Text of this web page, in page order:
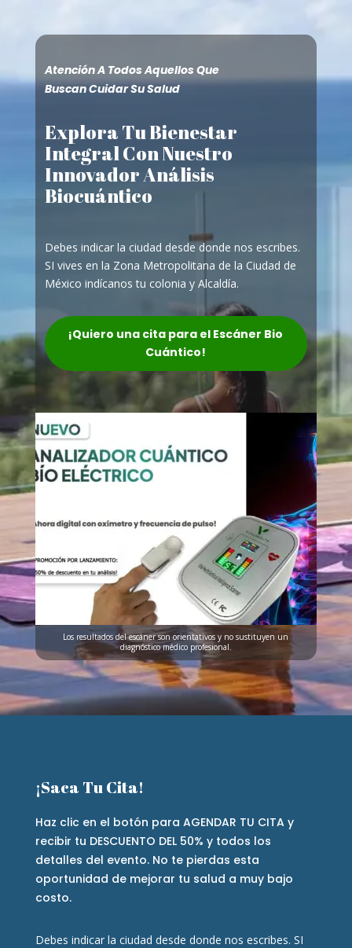
Atención A Todos Aquellos Que
Buscan Cuidar Su Salud
Explora Tu Bienestar
Integral Con Nuestro
Innovador Análisis
Biocuántico
Debes indicar la ciudad desde donde nos escribes.
SI vives en la Zona Metropolitana de la Ciudad de
México indícanos tu colonia y Alcaldía.
¡Quiero una cita para el Escáner Bio
Cuántico!
Los resultados del escáner son orientativos y no sustituyen un
diagnóstico médico profesional.
¡Saca Tu Cita!
Haz clic en el botón para AGENDAR TU CITA y
recibir tu DESCUENTO DEL 50% y todos los
detalles del evento. No te pierdas esta
oportunidad de mejorar tu salud a muy bajo
costo.
Debes indicar la ciudad desde donde nos escribes. SI